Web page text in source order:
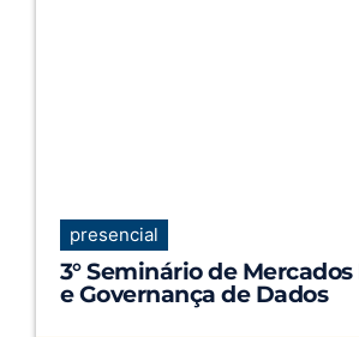
presencial
3° Seminário de
e Governança de Dados